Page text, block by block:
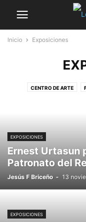
Inicio Exposiciones
CENTRO DE ARTE
EXPOSICIONES
Ernest Urtasun
Patronato del
Jesús F Briceño - 13
EXPOSICIONES